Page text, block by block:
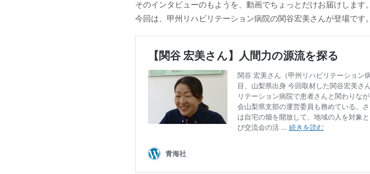
そのインタビューのもようを、動画でちょっとだけお届けします。
今回は、甲州リハビリテーション病院の関谷宏美さんが登場です。